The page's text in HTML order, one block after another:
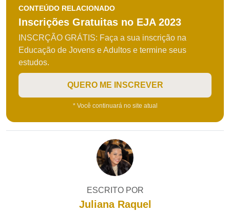
CONTEÚDO RELACIONADO
Inscrições Gratuitas no EJA 2023
INSCRÇÃO GRÁTIS: Faça a sua inscrição na
Educação de Jovens e Adultos e termine seus
estudos.
QUERO ME INSCREVER
* Você continuará no site atual
ESCRITO POR
Juliana Raquel